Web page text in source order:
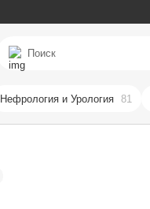
Нефрология и Урология 81